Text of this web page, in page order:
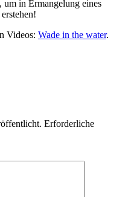
in Ermangelung eines
Videos: Wade in the water.
Erforderliche